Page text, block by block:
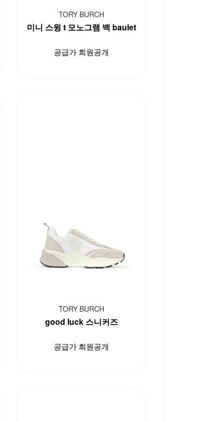
TORY BURCH
미니 스윙 t 모노그램 백 baulet
공급가 회원공개
TORY BURCH
good luck 스니커즈
공급가 회원공개